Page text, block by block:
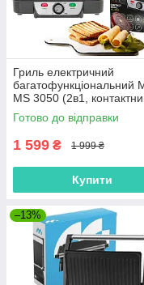
Гриль електричний
багатофункціональний
MS 3050 (2в1,
розкладний, 2500Вт)
Готово до відправки
1 599 ₴ 1 999 ₴
Купити
–13%